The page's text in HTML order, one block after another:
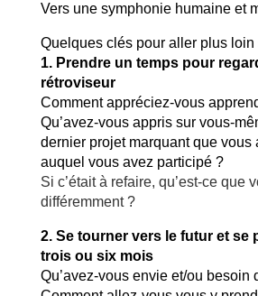
Vers une symphonie humaine et
Quelques clés pour aller plus loin
1. Prendre un temps pour
rétroviseur
Comment appréciez-vous
Qu’avez-vous appris sur vous-
dernier projet marquant que vous
auquel vous avez participé ?
Si c’était à refaire, qu’est-ce que
différemment ?
2. Se tourner vers le futur et se
trois ou six mois
Qu’avez-vous envie et/ou besoin